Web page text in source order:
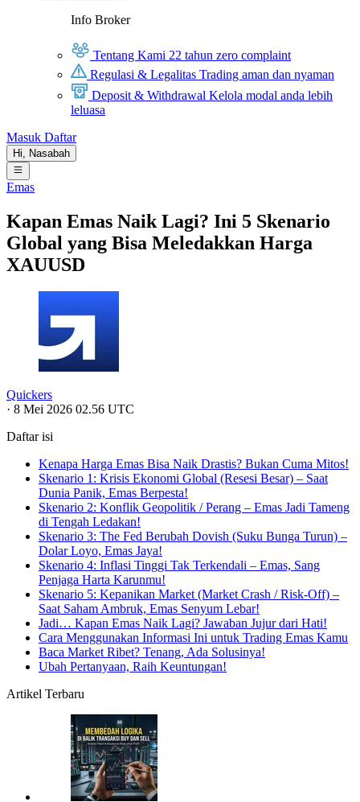
Info Broker
Tentang Kami 22 tahun zero complaint
Regulasi & Legalitas Trading aman dan nyaman
Deposit & Withdrawal Kelola modal anda lebih
leluasa
Masuk Daftar
Hi, Nasabah
Emas
Kapan Emas Naik Lagi? Ini 5 Skenario
Global yang Bisa Meledakkan Harga
XAUUSD
Quickers
· 8 Mei 2026 02.56 UTC
Daftar isi
Kenapa Harga Emas Bisa Naik Drastis? Bukan Cuma Mitos!
Skenario 1: Krisis Ekonomi Global (Resesi Besar) – Saat
Dunia Panik, Emas Berpesta!
Skenario 2: Konflik Geopolitik / Perang – Emas Jadi Tameng
di Tengah Ledakan!
Skenario 3: The Fed Berubah Dovish (Suku Bunga Turun) –
Dolar Loyo, Emas Jaya!
Skenario 4: Inflasi Tinggi Tak Terkendali – Emas, Sang
Penjaga Harta Karunmu!
Skenario 5: Kepanikan Market (Market Crash / Risk-Off) –
Saat Saham Ambruk, Emas Senyum Lebar!
Jadi… Kapan Emas Naik Lagi? Jawaban Jujur dari Hati!
Cara Menggunakan Informasi Ini untuk Trading Emas Kamu
Baca Market Ribet? Tenang, Ada Solusinya!
Ubah Pertanyaan, Raih Keuntungan!
Artikel Terbaru